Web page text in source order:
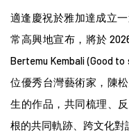
適逢慶祝於雅加達成立
常高興地宣布，將於
Bertemu Kembali (Good to
位優秀台灣藝術家，陳
生的作品，共同梳理、
根的共同軌跡、跨文化對